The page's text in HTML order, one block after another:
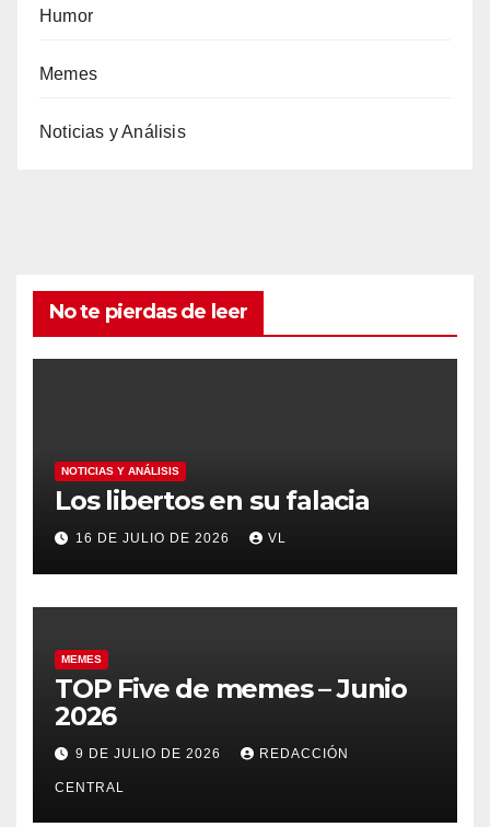
Humor
Memes
Noticias y Análisis
No te pierdas de leer
NOTICIAS Y ANÁLISIS
Los libertos en su falacia
16 DE JULIO DE 2026 VL
MEMES
TOP Five de memes – Junio
2026
9 DE JULIO DE 2026 REDACCIÓN
CENTRAL